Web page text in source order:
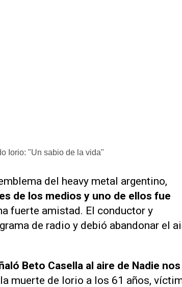
Iorio: "Un sabio de la vida"
del heavy metal argentino,
de los medios y uno de ellos fue
fuerte amistad. El conductor y
de radio y debió abandonar el
Beto Casella al aire de Nadie nos
muerte de Iorio a los 61 años,